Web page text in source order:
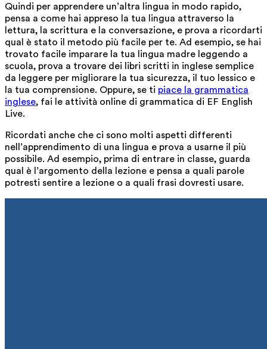
Quindi per apprendere un’altra lingua in modo rapido,
pensa a come hai appreso la tua lingua attraverso la
lettura, la scrittura e la conversazione, e prova a ricordarti
qual è stato il metodo più facile per te. Ad esempio, se hai
trovato facile imparare la tua lingua madre leggendo a
scuola, prova a trovare dei libri scritti in inglese semplice
da leggere per migliorare la tua sicurezza, il tuo lessico e
la tua comprensione. Oppure, se ti piace la grammatica
inglese, fai le attività online di grammatica di EF English
Live.
Ricordati anche che ci sono molti aspetti differenti
nell’apprendimento di una lingua e prova a usarne il più
possibile. Ad esempio, prima di entrare in classe, guarda
qual è l’argomento della lezione e pensa a quali parole
potresti sentire a lezione o a quali frasi dovresti usare.